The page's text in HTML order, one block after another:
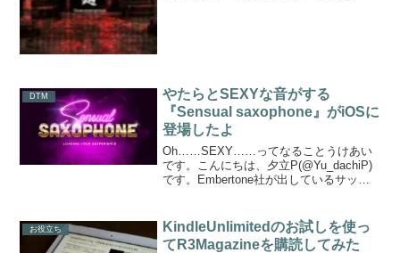
DTM
やたらとSEXYな音がする
『Sensual saxophone』がiOSに
登場したよ
Oh……SEXY……ってなることうけあい
です。こんにちは、夕立P(@Yu_dachiP)
です。Embertone社が出しているサック
YouTube動画をご覧く...
お役立ち
KindleUnlimitedのお試しを使っ
てR3Magazineを購読してみた